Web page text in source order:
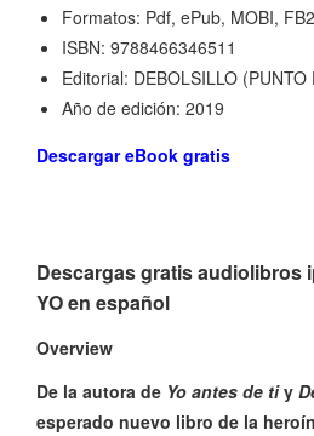
Formatos: Pdf, ePub, MOBI, FB2
ISBN: 9788466346511
Editorial: DEBOLSILLO (PUNTO
Año de edición: 2019
Descargar eBook gratis
Descargas gratis audiolibros
YO en español
Overview
De la autora de Yo antes de tiy
esperado nuevo libro de la